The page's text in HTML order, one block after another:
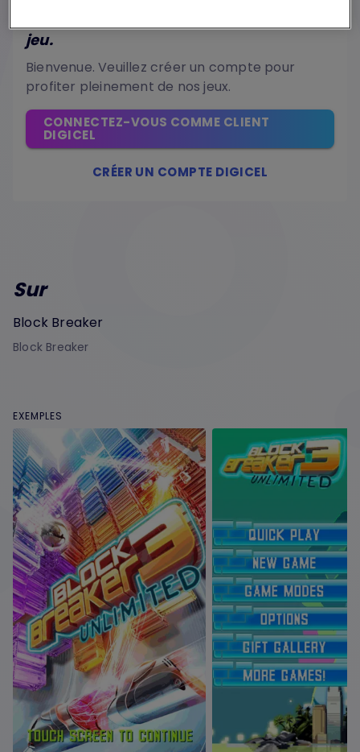
jeu.
Bienvenue. Veuillez créer un compte pour
profiter pleinement de nos jeux.
CONNECTEZ-VOUS COMME CLIENT
DIGICEL
CRÉER UN COMPTE DIGICEL
Sur
Block Breaker
Block Breaker
EXEMPLES